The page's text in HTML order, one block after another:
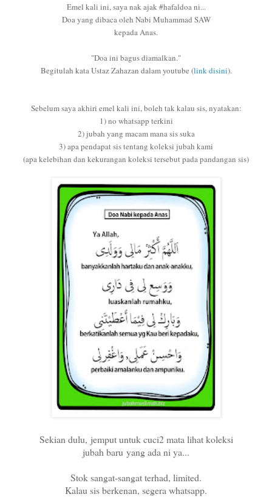
Emel kali ini, saya nak ajak #hafaldoa ni...
Doa yang dibaca oleh Nabi Muhammad SAW
kepada Anas.
"Doa ini bagus diamalkan."
Begitulah kata Ustaz Zahazan dalam youtube (link disini).
Sebelum saya akhiri emel kali ini, boleh tak kalau sis, nyatakan:
1) no whatsapp terkini
2) jubah yang macam mana sis suka
3) apa pendapat sis tentang koleksi jubah kami
(apa kelebihan dan kekurangan koleksi tersebut pada pandangan sis)
Sekian dulu, jemput untuk cuci2 mata lihat koleksi
jubah baru yang ada ni ya...
Stok sangat-sangat terhad, limited.
Kalau sis berkenan, segera whatsapp.